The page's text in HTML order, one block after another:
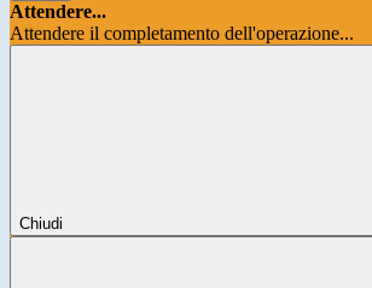
Attendere...
Attendere il completamento dell'operazione...
Chiudi